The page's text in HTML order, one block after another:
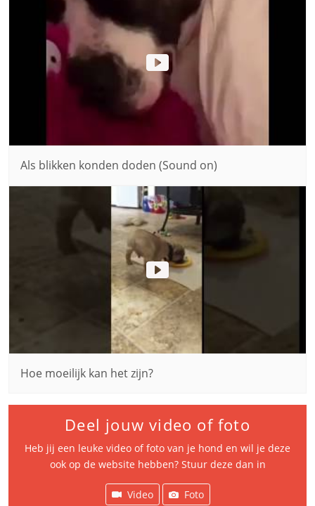
Als blikken konden doden (Sound on)
Hoe moeilijk kan het zijn?
Deel jouw video of foto
Heb jij een leuke video of foto van je hond en wil je deze
ook op de website hebben? Stuur deze dan in
Video Foto